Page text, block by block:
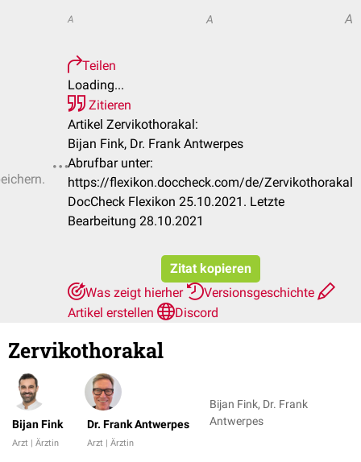
A A A
Teilen
Loading...
Zitieren
Artikel Zervikothorakal:
Bijan Fink, Dr. Frank Antwerpes
Abrufbar unter:
https://flexikon.doccheck.com/de/Zervikothorakal
DocCheck Flexikon 25.10.2021. Letzte
Bearbeitung 28.10.2021
Zitat kopieren
Was zeigt hierher
Versionsgeschichte
Artikel erstellen
Discord
Zervikothorakal
Bijan Fink
Arzt | Ärztin
Dr. Frank Antwerpes
Arzt | Ärztin
Bijan Fink, Dr. Frank
Antwerpes